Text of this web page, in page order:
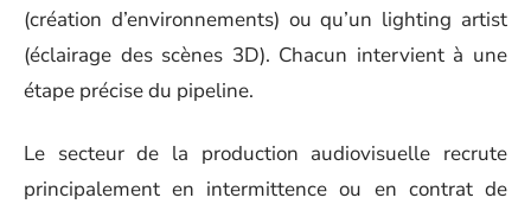
(création d’environnements) ou qu’un lighting artist
(éclairage des scènes 3D). Chacun intervient à une
étape précise du pipeline.
Le secteur de la production audiovisuelle recrute
principalement en intermittence ou en contrat de